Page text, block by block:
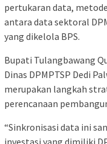
pertukaran data,
antara data sektoral
yang dikelola BPS.
Bupati Tulangbawang
Dinas DPMPTSP Dedi
merupakan langkah
perencanaan
“Sinkronisasi data ini